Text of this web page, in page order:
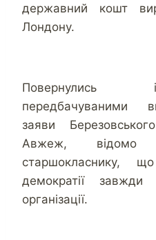
державний кошт
Лондону.
Повернулись
передбачуваними
заяви
Авжеж, відомо
старшокласнику,
демократії завжди
організації.